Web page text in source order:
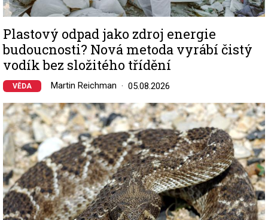
Plastový odpad jako zdroj energie
budoucnosti? Nová metoda vyrábí čistý
vodík bez složitého třídění
VĚDA Martin Reichman 05.08.2026
Image